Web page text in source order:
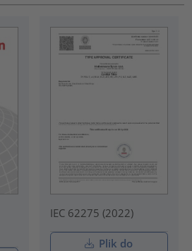
IEC 62275 (2022)
Plik do